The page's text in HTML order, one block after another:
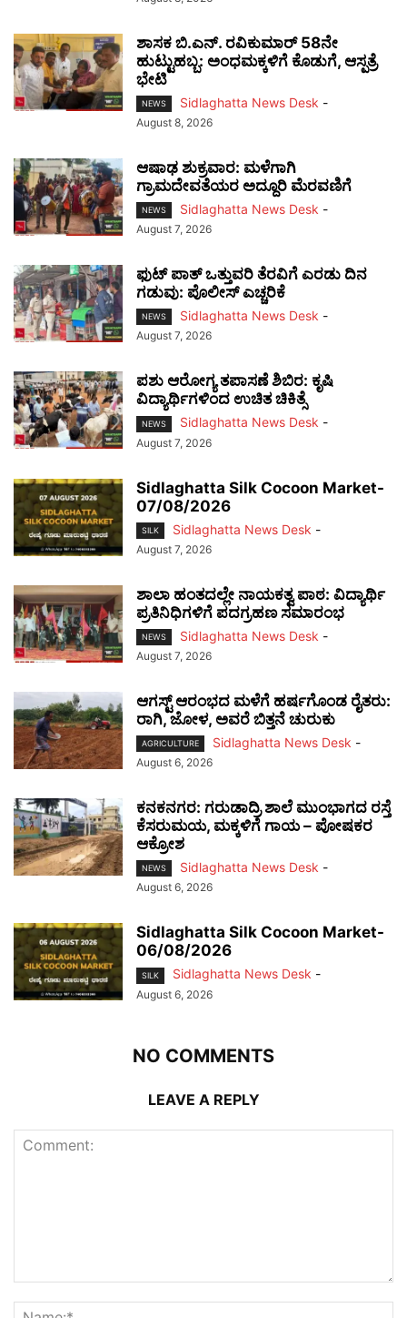
ಶಾಸಕ ಬಿ.ಎನ್. ರವಿಕುಮಾರ್ 58ನೇ
ಹುಟ್ಟುಹಬ್ಬ: ಅಂಧಮಕ್ಕಳಿಗೆ ಕೊಡುಗೆ, ಆಸ್ಪತ್ರೆ
ಭೇಟಿ
NEWS Sidlaghatta News Desk -
August 8, 2026
ಆಷಾಢ ಶುಕ್ರವಾರ: ಮಳೆಗಾಗಿ
ಗ್ರಾಮದೇವತೆಯರ ಅದ್ದೂರಿ ಮೆರವಣಿಗೆ
NEWS Sidlaghatta News Desk -
August 7, 2026
ಫುಟ್‌ ಪಾತ್ ಒತ್ತುವರಿ ತೆರವಿಗೆ ಎರಡು ದಿನ
ಗಡುವು: ಪೊಲೀಸ್ ಎಚ್ಚರಿಕೆ
NEWS Sidlaghatta News Desk -
August 7, 2026
ಪಶು ಆರೋಗ್ಯ ತಪಾಸಣೆ ಶಿಬಿರ: ಕೃಷಿ
ವಿದ್ಯಾರ್ಥಿಗಳಿಂದ ಉಚಿತ ಚಿಕಿತ್ಸೆ
NEWS Sidlaghatta News Desk -
August 7, 2026
Sidlaghatta Silk Cocoon Market-
07/08/2026
SILK Sidlaghatta News Desk -
August 7, 2026
ಶಾಲಾ ಹಂತದಲ್ಲೇ ನಾಯಕತ್ವ ಪಾಠ: ವಿದ್ಯಾರ್ಥಿ
ಪ್ರತಿನಿಧಿಗಳಿಗೆ ಪದಗ್ರಹಣ ಸಮಾರಂಭ
NEWS Sidlaghatta News Desk -
August 7, 2026
ಆಗಸ್ಟ್ ಆರಂಭದ ಮಳೆಗೆ ಹರ್ಷಗೊಂಡ ರೈತರು:
ರಾಗಿ, ಜೋಳ, ಅವರೆ ಬಿತ್ತನೆ ಚುರುಕು
AGRICULTURE Sidlaghatta News Desk -
August 6, 2026
ಕನಕನಗರ: ಗರುಡಾದ್ರಿ ಶಾಲೆ ಮುಂಭಾಗದ ರಸ್ತೆ
ಕೆಸರುಮಯ, ಮಕ್ಕಳಿಗೆ ಗಾಯ – ಪೋಷಕರ
ಆಕ್ರೋಶ
NEWS Sidlaghatta News Desk -
August 6, 2026
Sidlaghatta Silk Cocoon Market-
06/08/2026
SILK Sidlaghatta News Desk -
August 6, 2026
NO COMMENTS
LEAVE A REPLY